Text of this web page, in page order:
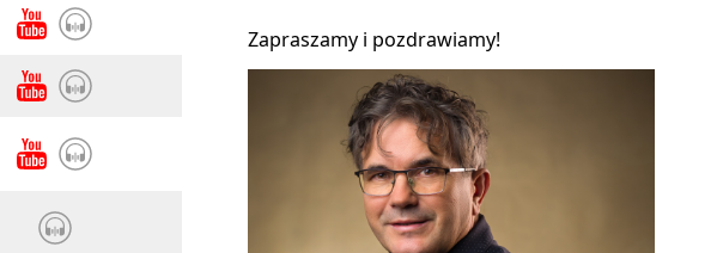
Zapraszamy i pozdrawiamy!